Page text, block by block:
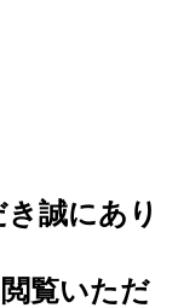
誠にあり
覧いただ